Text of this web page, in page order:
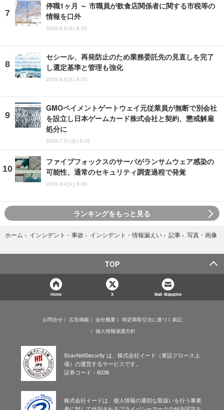
停職1ヶ月 ～ 市職員が飲食店関係者に関する市税等の
情報を口外
2026.8.6(木) 8:05
セシール、再発防止のため業務委託先の見直しを完了
し選定基準と管理も強化
2026.8.5(水) 8:05
GMOペイメントゲートウェイ元従業員が無断で別会社
を設立し日本ゲームカード株式会社と契約、懲戒解雇
処分に
2026.7.31(金) 8:05
ファイブフォックスのサーバがランサムウェア感染の
可能性、通常のセキュリティ調査過程で発覚
2026.8.4(火) 8:05
ランキングをもっと見る
ホーム › インシデント・事故 › インシデント・情報漏えい › 記事 › 写真・画像
TOP
Home X Mail Magazine
お問合せ 広告掲載 会社概要
特定商取引法に基づく表記
個人情報保護方針
ScanNetSecurity は、株式会社イード（東証グロース上
場）の運営するサービスです。
証券コード：6038
株式会社イードは、個人情報の適切な取扱いを行う事業